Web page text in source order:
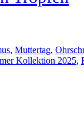
, Muttertag,
Kollektion 2025,